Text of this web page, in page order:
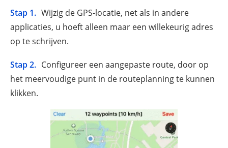
Stap 1. Wijzig de GPS-locatie, net als in andere
applicaties, u hoeft alleen maar een willekeurig adres
op te schrijven.
Stap 2. Configureer een aangepaste route, door op
het meervoudige punt in de routeplanning te kunnen
klikken.